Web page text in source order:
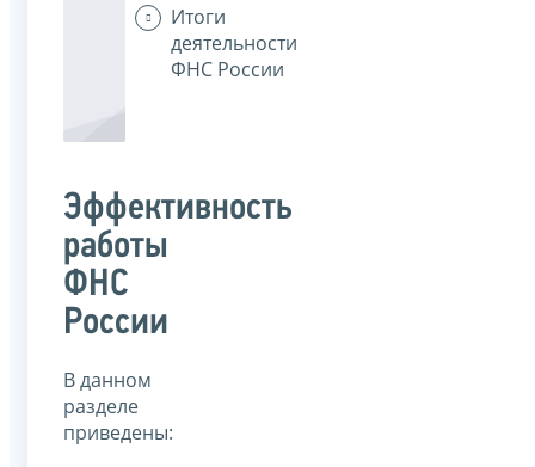
Итоги
деятельности
ФНС России
Эффективность
работы
ФНС
России
В данном
разделе
приведены: